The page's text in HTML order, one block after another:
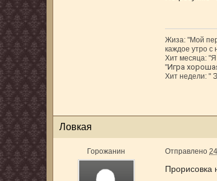
Жиза: "Мой
каждое утро с
Хит месяца: "Я
"Игра
Хит недели: "
Ловкая
Горожанин Отправлено
Прорисовка